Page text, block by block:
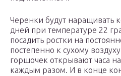
Черенки будут наращивать
дней при температуре 22
посадить ростки на
постепенно к сухому
горшочек открывают часа
каждым разом. И в конце